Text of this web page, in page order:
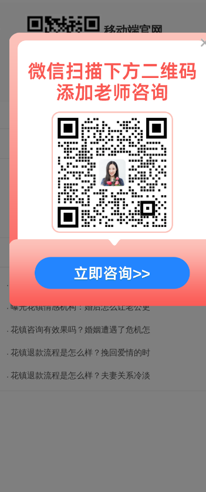
移动端官网
解锁更多情感秘籍
花镇咨询有效果吗？怎么做可以挽回爱
曝光花镇情感机构：婚后怎么让老公更
花镇咨询有效果吗？婚姻遭遇了危机怎
花镇退款流程是怎么样？挽回爱情的时
花镇退款流程是怎么样？夫妻关系冷淡